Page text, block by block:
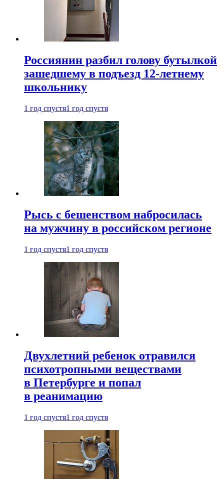
Россиянин разбил голову бутылкой
зашедшему в подъезд 12-летнему
школьнику
1 год спустя1 год спустя
Рысь с бешенством набросилась
на мужчину в российском регионе
1 год спустя1 год спустя
Двухлетний ребенок отравился
психотропными веществами
в Петербурге и попал
в реанимацию
1 год спустя1 год спустя